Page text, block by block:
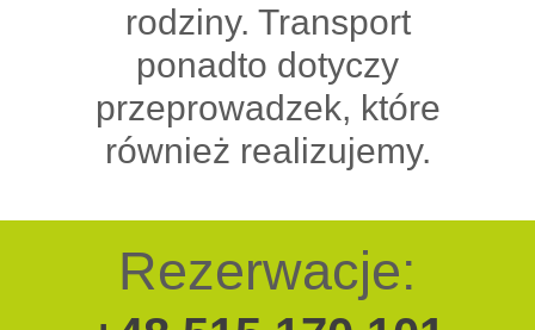
rodziny. Transport
ponadto dotyczy
przeprowadzek, które
również realizujemy.
Rezerwacje: